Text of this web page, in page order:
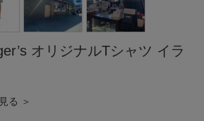
オリジナルTシャツ イラ
る ＞